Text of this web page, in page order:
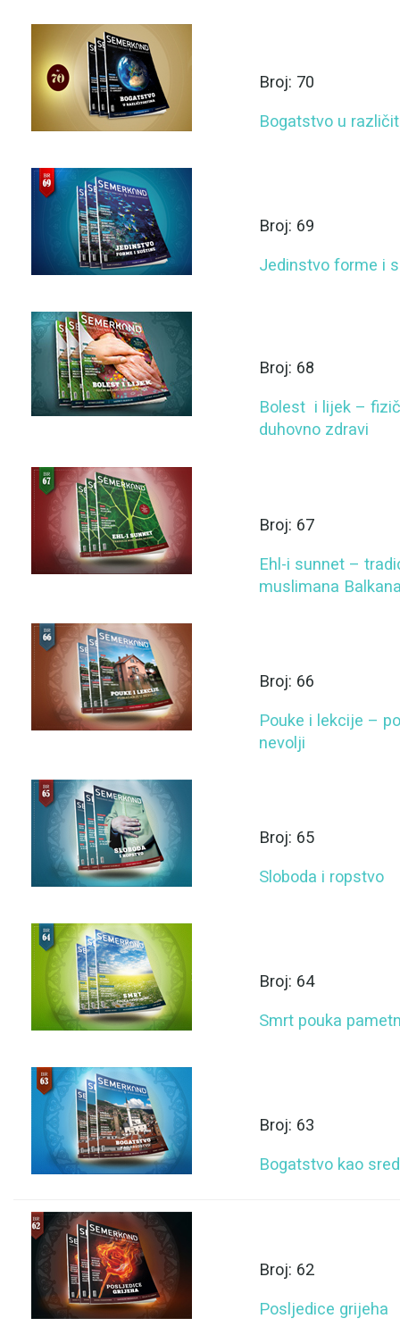
Broj: 70
Bogatstvo u
Broj: 69
Jedinstvo forme i
Broj: 68
Bolest i lijek –
duhovno zdravi
Broj: 67
Ehl-i sunnet –
muslimana
Broj: 66
Pouke i lekcije –
nevolji
Broj: 65
Sloboda i ropstvo
Broj: 64
Smrt pouka
Broj: 63
Bogatstvo kao
Broj: 62
Posljedice grijeha